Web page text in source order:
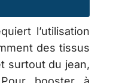
l’utilisation
des tissus
surtout du jean,